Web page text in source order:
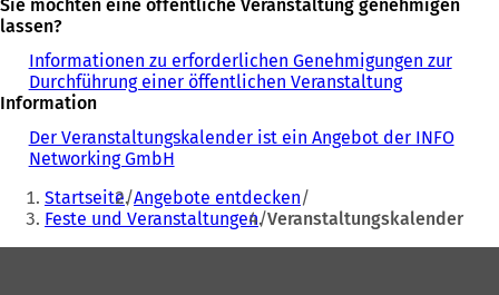
Sie möchten eine öffentliche Veranstaltung genehmigen
lassen?
Informationen zu erforderlichen Genehmigungen zur
Durchführung einer öffentlichen Veranstaltung
Information
Der Veranstaltungskalender ist ein Angebot der INFO
Networking GmbH
Sie
befinden
sich
Startseite Angebote entdecken
Feste und Veranstaltungen Veranstaltungskalender